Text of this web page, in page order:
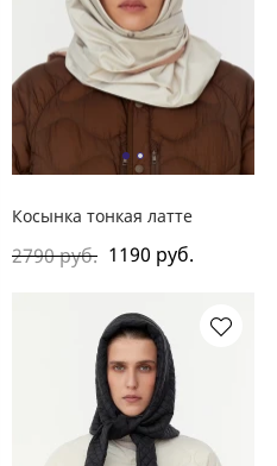
Косынка тонкая латте
2790 руб. 1190 руб.